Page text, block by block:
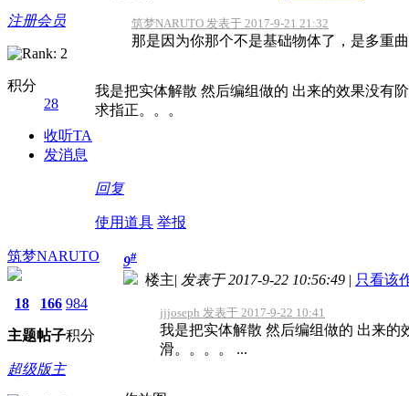
注册会员
积分
28
收听TA
发消息
筑梦NARUTO 发表于 2017-9-21 21:32
那是因为你那个不是基础物体了，是多重
我是把实体解散 然后编组做的 出来的效果没有
求指正。。。
回复
使用道具 举报
筑梦NARUTO
18
主题
166
帖子
984
积分
超级版主
9#
楼主| 发表于 2017-9-22 10:56:49 | 只看该
jjjoseph 发表于 2017-9-22 10:41
我是把实体解散 然后编组做的 出来
滑。。。。 ...